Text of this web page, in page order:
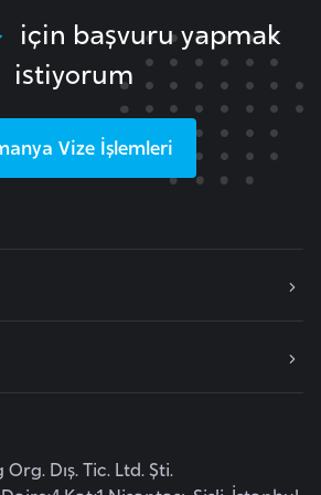
için başvuru yapmak
istiyorum
Vize İşlemleri
Dış. Tic. Ltd. Şti.